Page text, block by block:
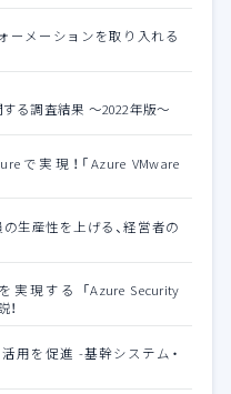
ーメーションを取り入れる
る調査結果 ～2022年版～
実現！「Azure VMware
生産性を上げる、経営者の
現する 「Azure Security
用を促進 -基幹システム・